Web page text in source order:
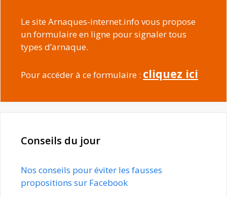
Le site Arnaques-internet.info vous propose
un formulaire en ligne pour signaler tous
types d’arnaque.
Pour accéder à ce formulaire : cliquez ici
Conseils du jour
Nos conseils pour éviter les fausses
propositions sur Facebook